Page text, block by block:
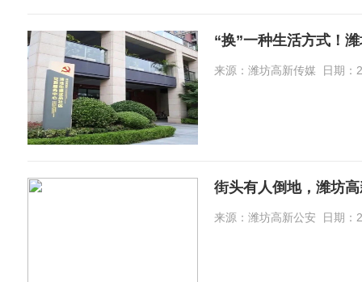
“换”一种生活方式！
来源：潍坊高新传媒 日期：
街头有人倒地，潍坊
来源：潍坊高新公安 日期：